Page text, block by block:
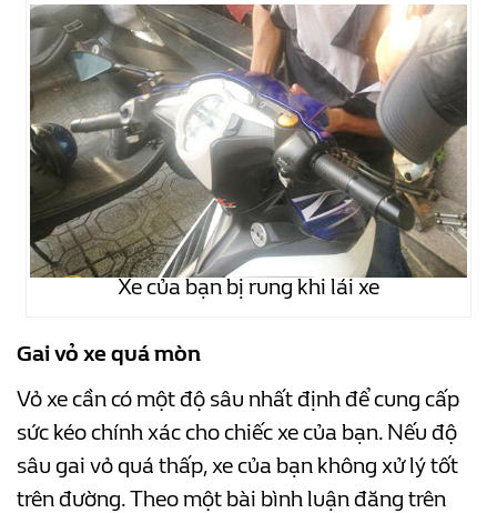
Xe của bạn bị rung khi lái xe
Gai vỏ xe quá mòn
Vỏ xe cần có một độ sâu nhất định để cung cấp
sức kéo chính xác cho chiếc xe của bạn. Nếu độ
sâu gai vỏ quá thấp, xe của bạn không xử lý tốt
trên đường. Theo một bài bình luận đăng trên